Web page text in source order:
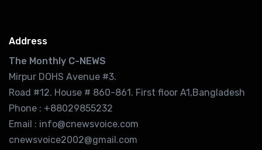
Address
The Monthly C-NEWS
Mirpur DOHS Avenue #3.
Road #12. House # 860-861. First floor A1,Bangladesh
Phone : +88029855232
Email : info@cnewsvoice.com
cnewsvoice2002@gmail.com